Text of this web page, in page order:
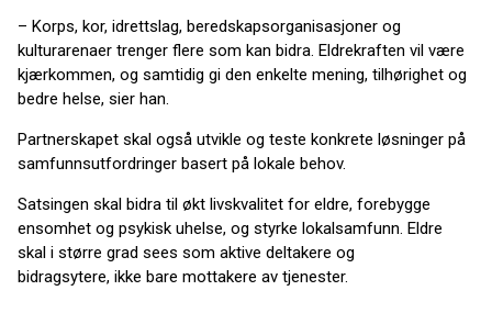
– Korps, kor, idrettslag, beredskapsorganisasjoner og
kulturarenaer trenger flere som kan bidra. Eldrekraften vil være
kjærkommen, og samtidig gi den enkelte mening, tilhørighet og
bedre helse, sier han.
Partnerskapet skal også utvikle og teste konkrete løsninger på
samfunnsutfordringer basert på lokale behov.
Satsingen skal bidra til økt livskvalitet for eldre, forebygge
ensomhet og psykisk uhelse, og styrke lokalsamfunn. Eldre
skal i større grad sees som aktive deltakere og
bidragsytere, ikke bare mottakere av tjenester.